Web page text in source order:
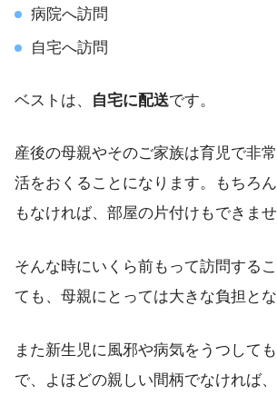
病院へ訪問
自宅へ訪問
ベストは、 自宅に配送です。
産後の母親やそのご家族は育児で非
活をおくることになります。もちろ
もなければ、部屋の片付けもできませ
そんな時にいくら前もって訪問する
ても、母親にとっては大きな負担とな
また新生児に風邪や病気をうつして
で、よほどの親しい間柄でなければ